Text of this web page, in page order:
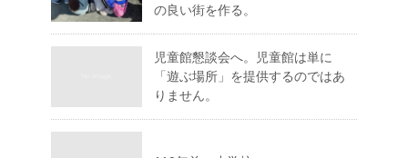
の良い街を作る。
児童館懇談会へ。児童館は単に
「遊ぶ場所」を提供するのではあ
りません。